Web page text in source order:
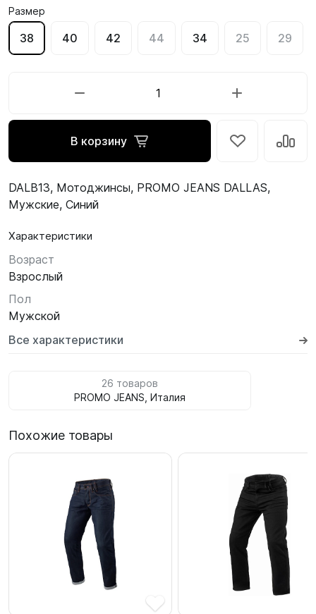
Размер
38 40 42 44 34 25 29
В корзину
DALB13, Мотоджинсы, PROMO JEANS DALLAS,
Мужские, Синий
Характеристики
Возраст
Взрослый
Пол
Мужской
Все характеристики
26 товаров
PROMO JEANS, Италия
Похожие товары